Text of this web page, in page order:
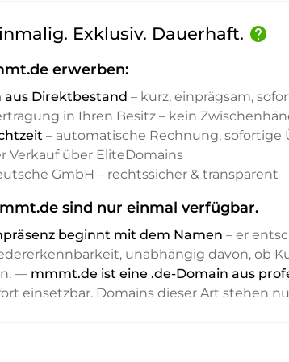
Exklusiv. Dauerhaft. help
erwerben:
aus Direktbestand – kurz, einprägsam,
in Ihren Besitz – kein
– automatische Rechnung, sofortige
Verkauf über EliteDomains
GmbH – rechtssicher & transparent
sind nur einmal verfügbar.
beginnt mit dem Namen – er
unabhängig davon, ob
— mmmt.de ist eine .de-Domain aus
einsetzbar. Domains dieser Art stehen